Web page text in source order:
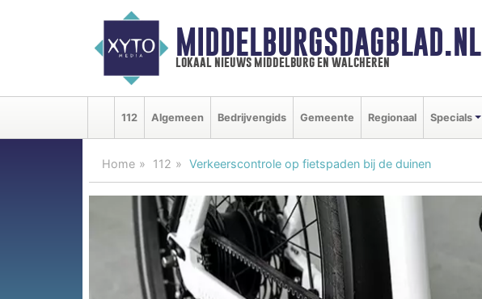
MIDDELBURGSDAGBLAD.NL
lokaal nieuws middelburg en walcheren
112 Algemeen Bedrijvengids Gemeente Regionaal Specials
Home 112 Verkeerscontrole op fietspaden bij de duinen